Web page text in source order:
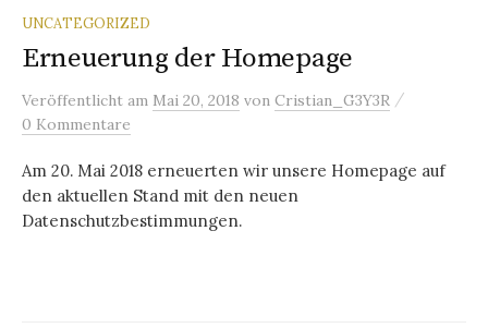
UNCATEGORIZED
Erneuerung der Homepage
Veröffentlicht am Mai 20, 2018 von Cristian_G3Y3R /
0 Kommentare
Am 20. Mai 2018 erneuerten wir unsere Homepage auf
den aktuellen Stand mit den neuen
Datenschutzbestimmungen.